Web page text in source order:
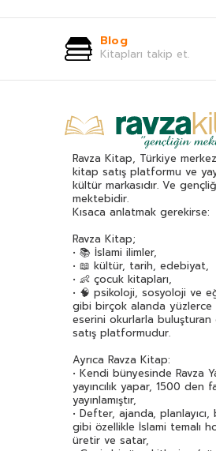
Blog
Kitapları takip et.
Ravza Kitap, Türkiye
kitap satış platformu ve
kültür markasıdır. Ve
mektebidir.
Kısaca anlatmak gerekirse:
Ravza Kitap;
• 📚 İslami ilimler,
• 📖 kültür, tarih, edebiyat,
• 👶 çocuk kitapları,
• 🧠 psikoloji, sosyoloji ve
gibi birçok alanda yüzlerce
eserini okurlarla
satış platformudur.
Ayrıca Ravza Kitap:
• Kendi bünyesinde Ravza
yayıncılık yapar, 1500 den
yayınlamıştır,
• Defter, ajanda,
gibi özellikle İslami temalı
üretir ve satar,